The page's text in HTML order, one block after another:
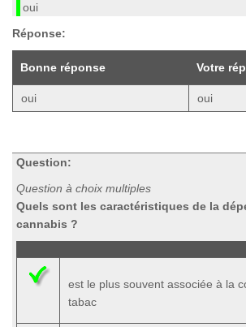
oui
Réponse:
Bonne réponse Votre
oui oui
Question:
Question à choix multiples
Quels sont les caractéristiques de la
cannabis ?
est le plus souvent associée à la
tabac